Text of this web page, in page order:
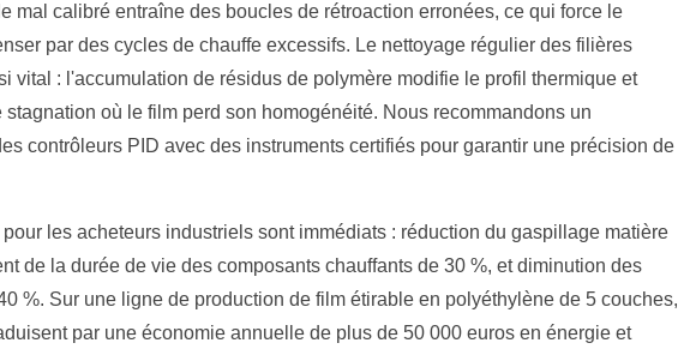
mal calibré entraîne des boucles de rétroaction erronées, ce qui force le
par des cycles de chauffe excessifs. Le nettoyage régulier des filières
vital : l'accumulation de résidus de polymère modifie le profil thermique et
où le film perd son homogénéité. Nous recommandons un
contrôleurs PID avec des instruments certifiés pour garantir une précision de
les acheteurs industriels sont immédiats : réduction du gaspillage matière
de la durée de vie des composants chauffants de 30 %, et diminution des
%. Sur une ligne de production de film étirable en polyéthylène de 5 couches,
par une économie annuelle de plus de 50 000 euros en énergie et